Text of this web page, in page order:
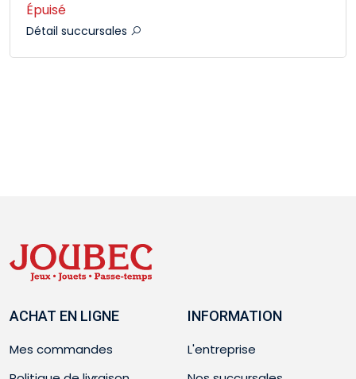
Épuisé
Détail succursales
ACHAT EN LIGNE
Mes commandes
INFORMATION
L'entreprise